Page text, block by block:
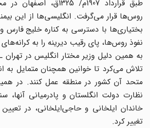
طبق قرارداد 1907م/ 1325ق،
روسها قرار میگرفت. انگلیسیها از این
بختیاریها با دسترسی به کناره خلیج فارس و
نفوذ روسها، پای رقیب دیرینه را به کرانههای
به همین دلیل وزیر مختار انگلیس در تهران ــ
تلاش میکرد تا خوانین همچنان متمایل به
متحد آن کشور در منطقه عمل کنند. در همین
نظارت دولت انگلستان و پادرمیانی آنها،
خاندان ایلخانی و حاجیایلخانی، در تعیین
تغییر کرد.